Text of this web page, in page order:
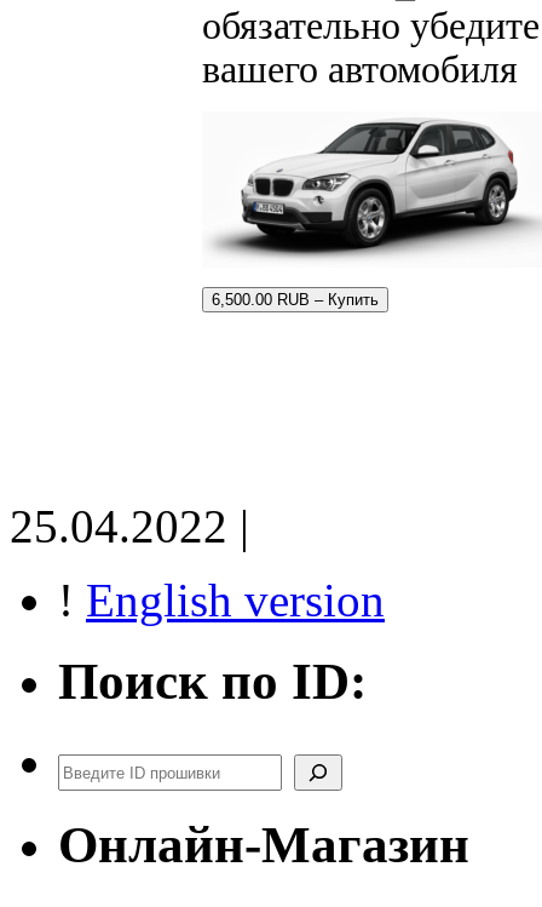
обязательно
вашего автомобиля
6,500.00 RUB – Купить
25.04.2022 |
! English version
Поиск по ID:
Поиск
Онлайн-Магазин